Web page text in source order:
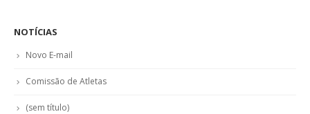
NOTÍCIAS
Novo E-mail
Comissão de Atletas
(sem título)